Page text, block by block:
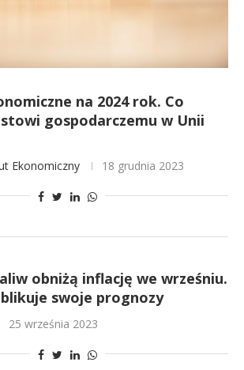
na 2024 rok. Co
gospodarczemu w Unii
Ekonomiczny 18 grudnia 2023
obniżą inflację we wrześniu.
swoje prognozy
25 września 2023